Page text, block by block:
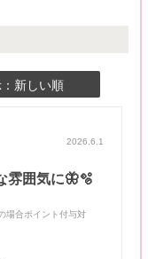
新しい順
2026.6.1
雰囲気に🦋🫧
場合ポイント付与対